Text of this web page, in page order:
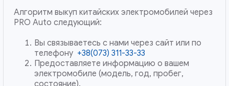
Алгоритм выкуп китайских электромобилей через
PRO Auto следующий:
Вы связываетесь с нами через сайт или по
телефону +38(073) 311-33-33
Предоставляете информацию о вашем
электромобиле (модель, год, пробег,